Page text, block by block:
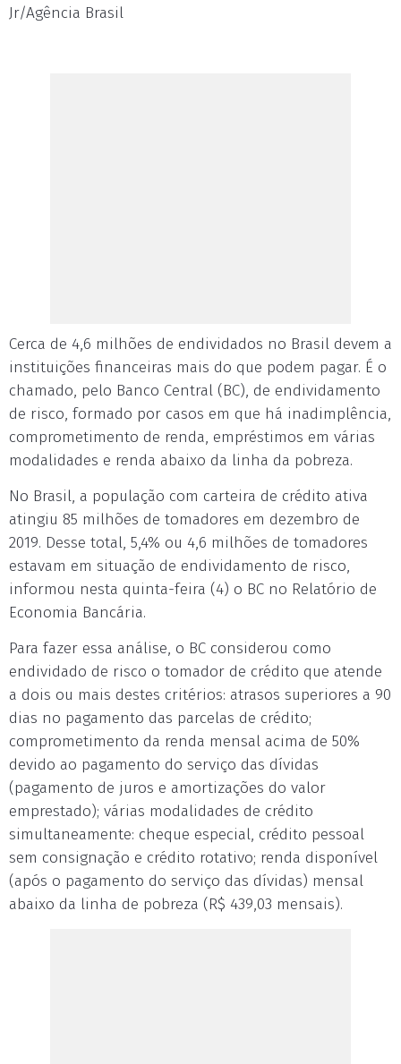
Jr/Agência Brasil
Cerca de 4,6 milhões de endividados no Brasil devem a
instituições financeiras mais do que podem pagar. É o
chamado, pelo Banco Central (BC), de endividamento
de risco, formado por casos em que há inadimplência,
comprometimento de renda, empréstimos em várias
modalidades e renda abaixo da linha da pobreza.
No Brasil, a população com carteira de crédito ativa
atingiu 85 milhões de tomadores em dezembro de
2019. Desse total, 5,4% ou 4,6 milhões de tomadores
estavam em situação de endividamento de risco,
informou nesta quinta-feira (4) o BC no Relatório de
Economia Bancária.
Para fazer essa análise, o BC considerou como
endividado de risco o tomador de crédito que atende
a dois ou mais destes critérios: atrasos superiores a 90
dias no pagamento das parcelas de crédito;
comprometimento da renda mensal acima de 50%
devido ao pagamento do serviço das dívidas
(pagamento de juros e amortizações do valor
emprestado); várias modalidades de crédito
simultaneamente: cheque especial, crédito pessoal
sem consignação e crédito rotativo; renda disponível
(após o pagamento do serviço das dívidas) mensal
abaixo da linha de pobreza (R$ 439,03 mensais).